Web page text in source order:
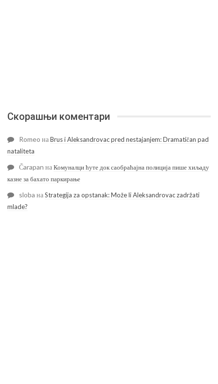
Скорашњи коментари
Romeo наBrus i Aleksandrovac pred nestajanjem: Dramatičan pad
nataliteta
Čarapan наКомуналци ћуте док саобраћајна полиција пише хиљаду
казне за бахато паркирање
sloba наStrategija za opstanak: Može li Aleksandrovac zadržati
mlade?